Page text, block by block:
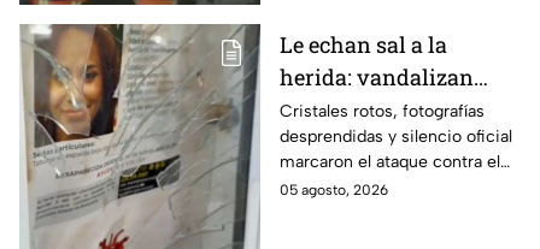
Le echan sal a la
herida: vandalizan
memorial de
desaparecidos en
Veracruz en medio de
crisis
Cristales rotos, fotografías
desprendidas y silencio oficial
marcaron el ataque contra el
memorial de desaparecidos,
05 agosto, 2026